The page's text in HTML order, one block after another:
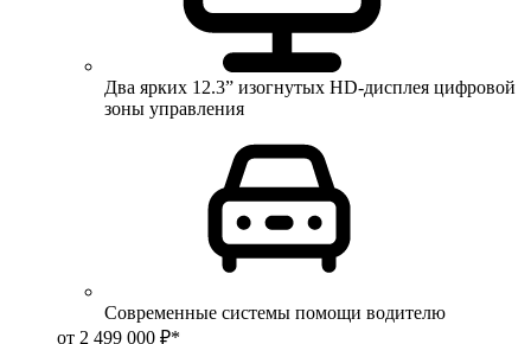
Два ярких 12.3” изогнутых HD-дисплея цифровой
зоны управления
Современные системы помощи водителю
от 2 499 000 ₽*